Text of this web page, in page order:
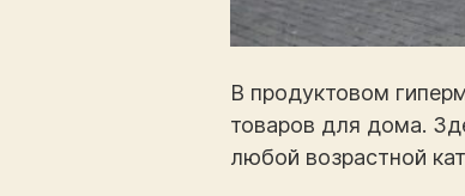
В продуктовом
товаров для дома.
любой возрастной